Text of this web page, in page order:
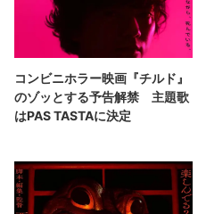
コンビニホラー映画『チルド』
のゾッとする予告解禁 主題歌
はPAS TASTAに決定